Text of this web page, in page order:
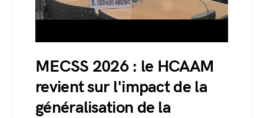
MECSS 2026 : le HCAAM
revient sur l'impact de la
généralisation de la